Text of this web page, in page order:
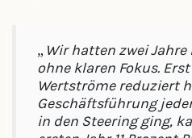
„Wir hatten zwei
ohne klaren Fokus.
Wertströme reduziert
Geschäftsführung
in den Steering ging,